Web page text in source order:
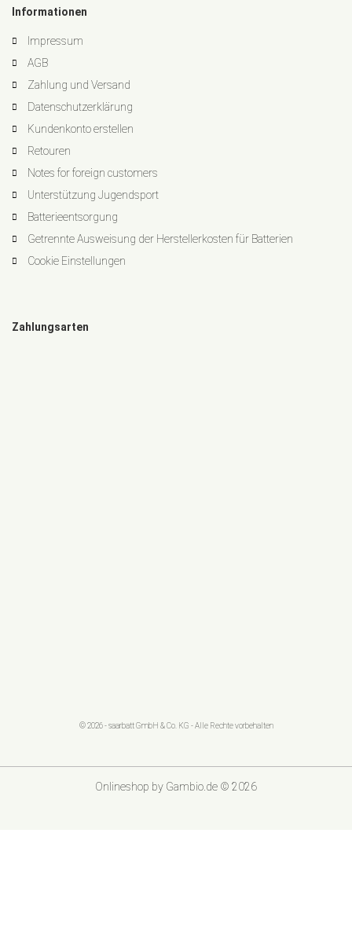
Informationen
Impressum
AGB
Zahlung und Versand
Datenschutzerklärung
Kundenkonto erstellen
Retouren
Notes for foreign customers
Unterstützung Jugendsport
Batterieentsorgung
Getrennte Ausweisung der Herstellerkosten für Batterien
Cookie Einstellungen
Zahlungsarten
© 2026 - saarbatt GmbH & Co. KG - Alle Rechte vorbehalten
Onlineshop by Gambio.de © 2026